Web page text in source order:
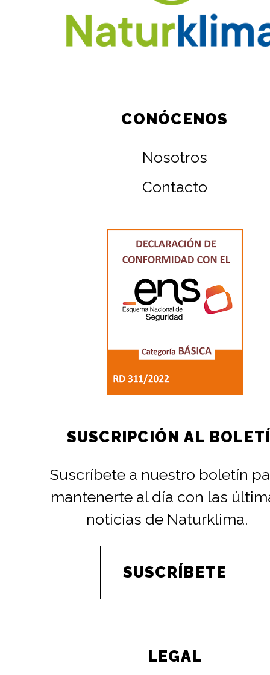
CONÓCENOS
Nosotros
Contacto
SUSCRIPCIÓN AL
Suscríbete a nuestro boletín
mantenerte al día con las
noticias de Naturklima.
SUSCRÍBETE
LEGAL